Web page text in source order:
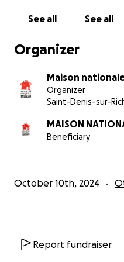
See all See all
Organizer
Maison
Organizer
Saint-Denis-sur-
MAISON
Beneficiary
October 10th, 2024
Report fundraiser